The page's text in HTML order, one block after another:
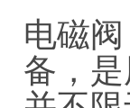
电磁
备，